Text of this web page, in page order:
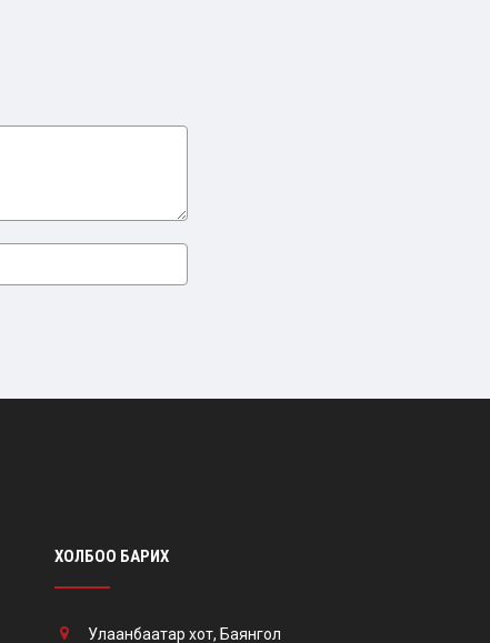
ХОЛБОО БАРИХ
Улаанбаатар хот, Баянгол